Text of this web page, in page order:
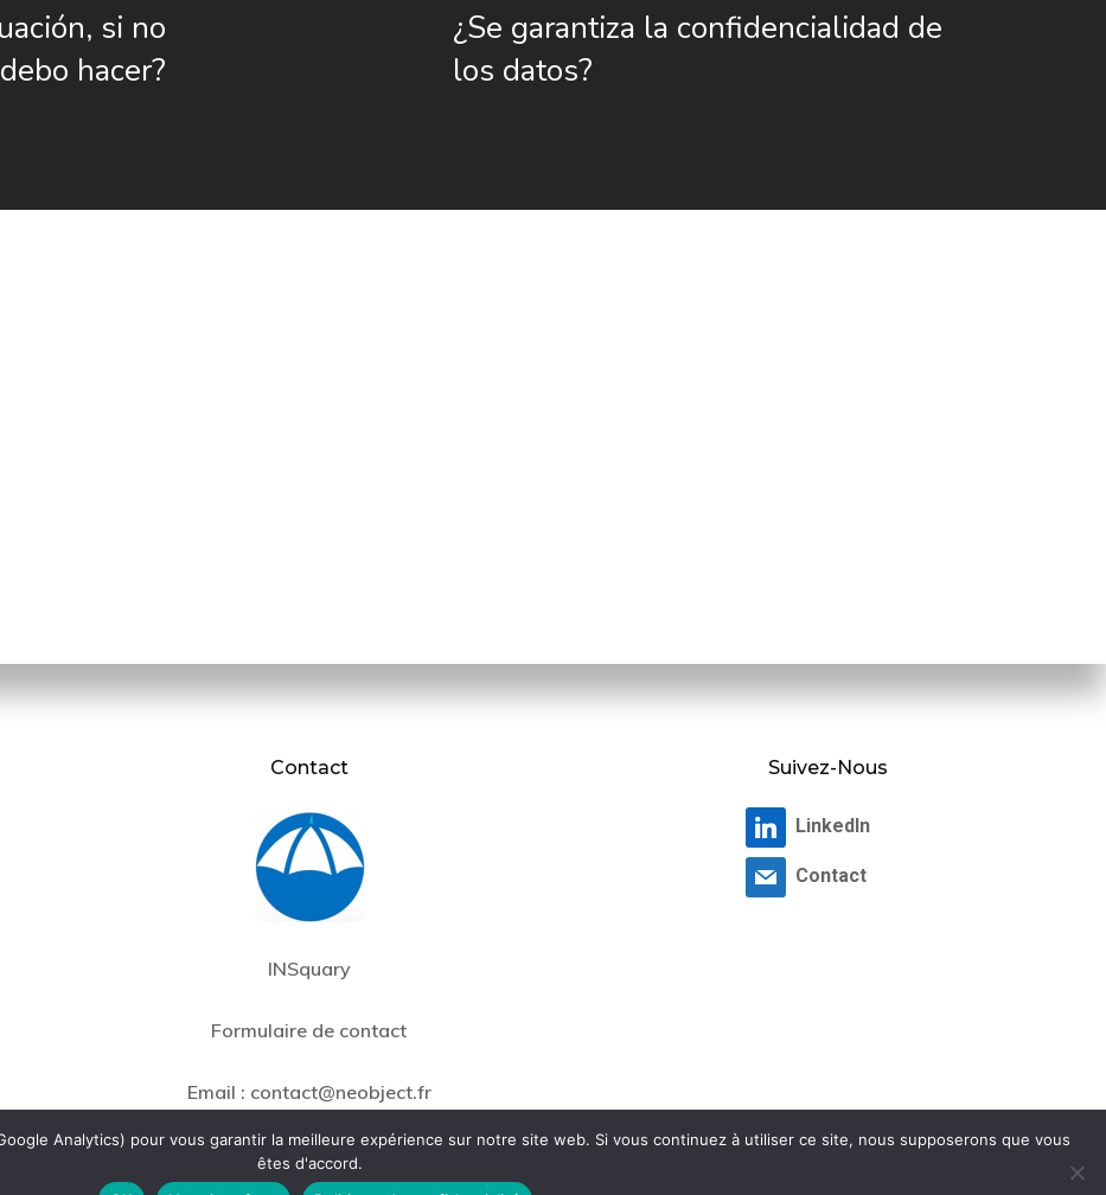
si no
hacer?
¿Se garantiza la confidencialidad de
los datos?
Contact
INSquary
Formulaire de contact
Email : contact@neobject.fr
Suivez-Nous
LinkedIn
Contact
Analytics) pour vous garantir la meilleure expérience sur notre site web. Si vous continuez à utiliser ce site, nous supposerons que vous
êtes d'accord.